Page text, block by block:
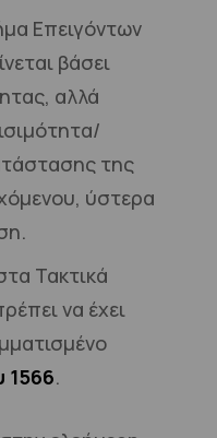
Επειγόντων
βάσει
αλλά
της
ύστερα
Τακτικά
να έχει
1566.